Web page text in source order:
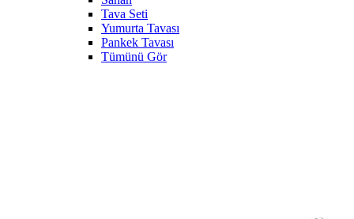
Tava Seti
Yumurta Tavası
Pankek Tavası
Tümünü Gör